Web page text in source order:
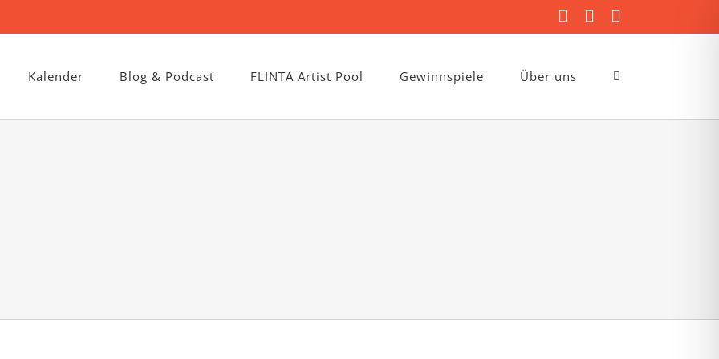
FacebookInstagram
Mail
Kalender Blog & Podcast FLINTA Artist Pool Gewinnspiele Über uns